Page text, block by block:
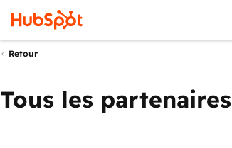
Retour
Tous les